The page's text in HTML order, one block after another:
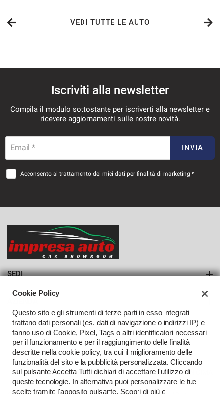
VEDI
1.064€/mese
36 Mesi
36 Mesi
VEDI
VEDI TUTTE LE AUTO
Iscriviti alla newsletter
Compila il modulo sottostante per iscriverti alla newsletter e
ricevere aggiornamenti sulle nostre novità.
Email * INVIA
Acconsento al trattamento dei miei dati per finalità di marketing *
SEDI
Azienda
Contatti
TORNA IN CIMA
Cookie Policy
Questo sito e gli strumenti di terze parti in esso integrati
trattano dati personali (es. dati di navigazione o indirizzi IP) e
fanno uso di Cookie, Pixel, Tags o altri identificatori necessari
per il funzionamento e per il raggiungimento delle finalità
descritte nella cookie policy, tra cui il miglioramento delle
funzionalità del sito e la pubblicità personalizzata. Cliccando
sul pulsante Accetta Tutti dichiari di accettare l'utilizzo di
queste tecnologie. In alternativa puoi personalizzare le tue
scelte tramite l'apposito pulsante. Scopri di più e